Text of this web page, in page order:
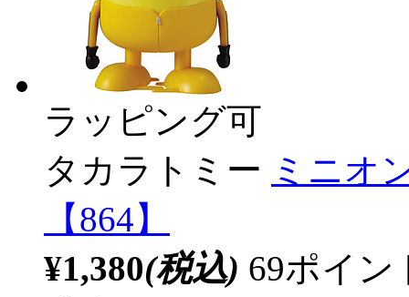
ラッピング可
タカラトミー ミニオ
【864】
¥1,380(税込) 69ポイ